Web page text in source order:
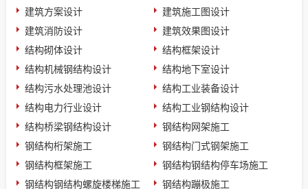
建筑方案设计
建筑施工图设计
建筑消防设计
建筑效果图设计
结构砌体设计
结构框架设计
结构机械钢结构设计
结构地下室设计
结构污水处理池设计
结构工业装备设计
结构电力行业设计
结构工业钢结构设计
结构桥梁钢结构设计
钢结构网架施工
钢结构桁架施工
钢结构门式钢架施工
钢结构框架施工
钢结构钢结构停车场施工
钢结构钢结构螺旋楼梯施工
钢结构蹦极施工